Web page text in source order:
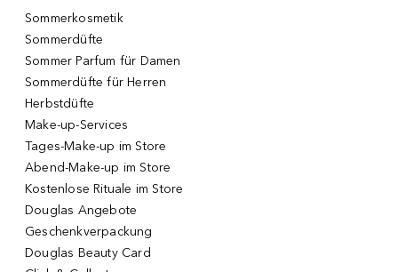
Sommerkosmetik
Sommerdüfte
Sommer Parfum für Damen
Sommerdüfte für Herren
Herbstdüfte
Make-up-Services
Tages-Make-up im Store
Abend-Make-up im Store
Kostenlose Rituale im Store
Douglas Angebote
Geschenkverpackung
Douglas Beauty Card